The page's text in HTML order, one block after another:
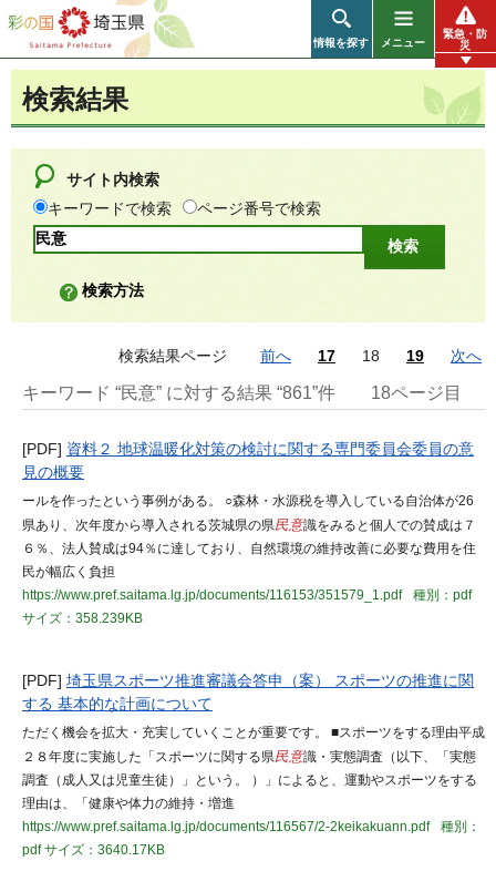
彩の国 埼玉県
情報を探す メニュー
緊急・防
災
検索結果
サイト内検索
キーワードで検索
ページ番号で検索
検索方法
検索結果ページ 前へ 17 18 19 次へ
キーワード “民意” に対する結果 “861”件 18ページ目
[PDF] 資料２ 地球温暖化対策の検討に関する専門委員会委員の意
見の概要
ールを作ったという事例がある。 ○森林・水源税を導入している自治体が26
県あり、次年度から導入される茨城県の県民意識をみると個人での賛成は７
６％、法人賛成は94％に達しており、自然環境の維持改善に必要な費用を住
民が幅広く負担
https://www.pref.saitama.lg.jp/documents/116153/351579_1.pdf
種別：pdf
サイズ：358.239KB
[PDF] 埼玉県スポーツ推進審議会答申（案） スポーツの推進に関
する 基本的な計画について
ただく機会を拡大・充実していくことが重要です。 ■スポーツをする理由平成
２８年度に実施した「スポーツに関する県民意識・実態調査（以下、「実態
調査（成人又は児童生徒）」という。 ）」によると、運動やスポーツをする
理由は、「健康や体力の維持・増進
https://www.pref.saitama.lg.jp/documents/116567/2-2keikakuann.pdf
種別：
pdfサイズ：3640.17KB